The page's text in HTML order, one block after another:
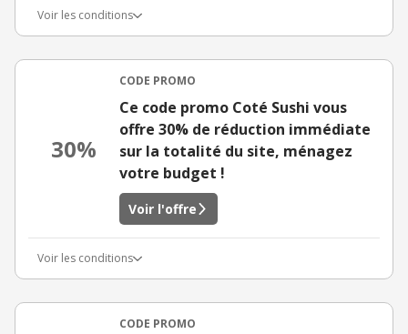
Voir les conditions
30%
CODE PROMO
Ce code promo Coté Sushi vous
offre 30% de réduction immédiate
sur la totalité du site, ménagez
votre budget !
Voir l'offre
Voir les conditions
CODE PROMO